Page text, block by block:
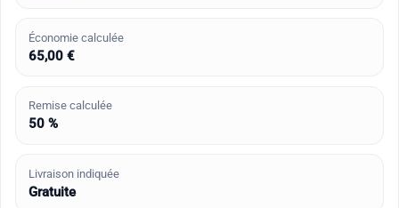
Économie calculée
65,00 €
Remise calculée
50 %
Livraison indiquée
Gratuite